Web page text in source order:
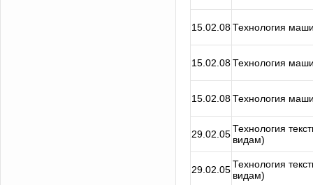
15.02.08Технология
15.02.08Технология
15.02.08Технология
29.02.05Технология
видам)
29.02.05Технология
видам)